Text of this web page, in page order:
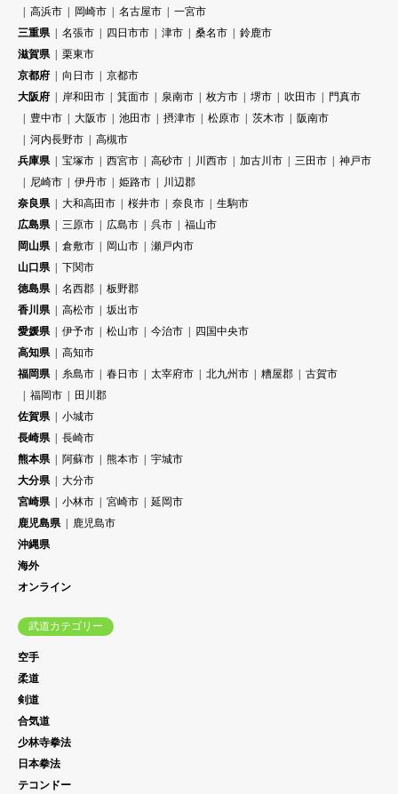
高浜市
岡崎市 名古屋市
一宮市
三重県
名張市 四日市市 津市 桑名市
鈴鹿市
滋賀県
栗東市
京都府
向日市
京都市
大阪府
岸和田市 箕面市 泉南市 枚方市 堺市 吹田市
門真市
豊中市
大阪市 池田市 摂津市 松原市 茨木市
阪南市
河内長野市
高槻市
兵庫県
宝塚市 西宮市 高砂市 川西市 加古川市 三田市
神戸市
尼崎市
伊丹市 姫路市
川辺郡
奈良県
大和高田市 桜井市 奈良市
生駒市
広島県
三原市 広島市 呉市
福山市
岡山県
倉敷市 岡山市
瀬戸内市
山口県
下関市
徳島県
名西郡
板野郡
香川県
高松市
坂出市
愛媛県
伊予市 松山市 今治市
四国中央市
高知県
高知市
福岡県
糸島市 春日市 太宰府市 北九州市 糟屋郡
古賀市
福岡市
田川郡
佐賀県
小城市
長崎県
長崎市
熊本県
阿蘇市 熊本市
宇城市
大分県
大分市
宮崎県
小林市 宮崎市
延岡市
鹿児島県
鹿児島市
沖縄県
海外
オンライン
武道カテゴリー
空手
柔道
剣道
合気道
少林寺拳法
日本拳法
テコンドー